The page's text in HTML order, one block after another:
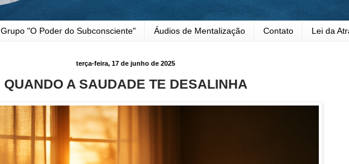
Grupo "O Poder do Subconsciente" Áudios de Mentalização Contato Lei da
terça-feira, 17 de junho de 2025
QUANDO A SAUDADE TE DESALINHA